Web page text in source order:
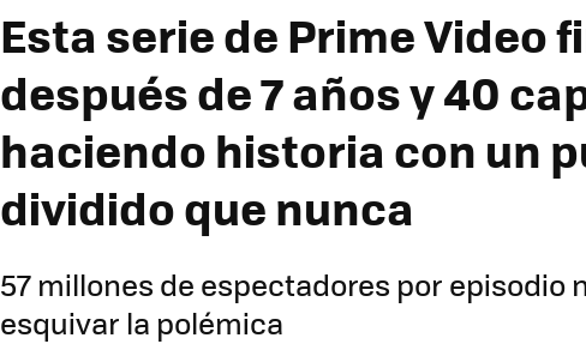
Esta serie de Prime Video
después de 7 años y 40
haciendo historia con un
dividido que nunca
57 millones de espectadores por episodio
esquivar la polémica